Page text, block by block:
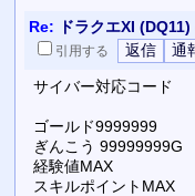
Re: ドラクエXI
引用する
サイバー対応コード
ゴールド9999999
ぎんこう 99999999G
経験値MAX
スキルポイントMAX